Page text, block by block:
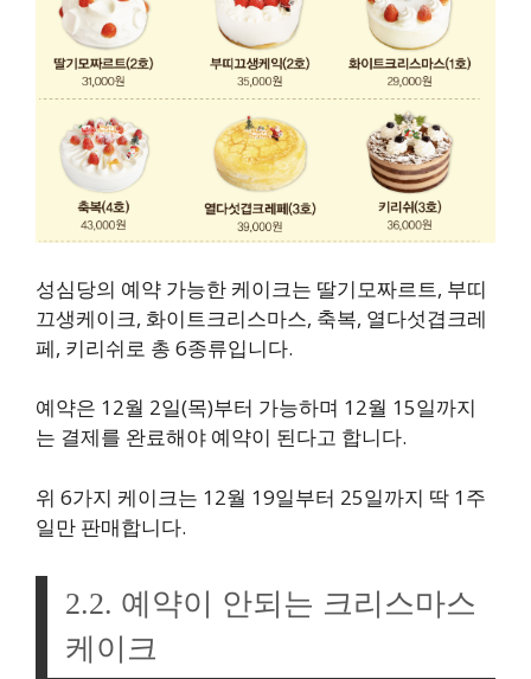
성심당의 예약 가능한 케이크는 딸기모짜르트, 부띠
끄생케이크, 화이트크리스마스, 축복, 열다섯겹크레
페, 키리쉬로 총 6종류입니다.
예약은 12월 2일(목)부터 가능하며 12월 15일까지
는 결제를 완료해야 예약이 된다고 합니다.
위 6가지 케이크는 12월 19일부터 25일까지 딱 1주
일만 판매합니다.
2.2. 예약이 안되는 크리스마스
케이크